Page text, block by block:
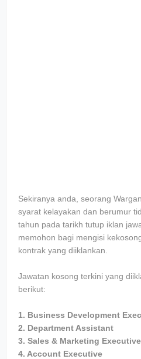
Sekiranya anda, seorang
syarat kelayakan dan berumur
tahun pada tarikh tutup iklan
memohon bagi mengisi
kontrak yang diiklankan.
Jawatan kosong terkini yang
berikut:
1. Business Development
2. Department Assistant
3. Sales & Marketing Executive
4. Account Executive